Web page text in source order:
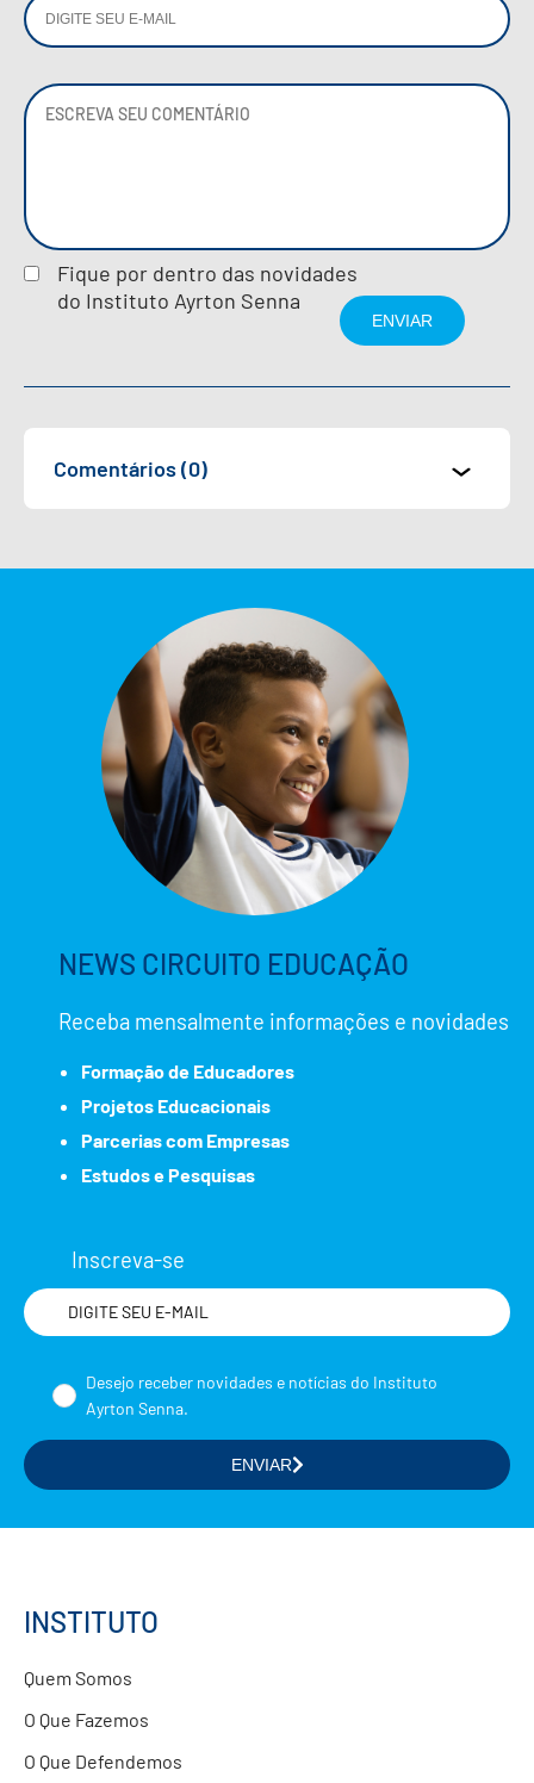
Fique por dentro das novidades
do Instituto Ayrton Senna
Comentários (0)
NEWS CIRCUITO EDUCAÇÃO
Receba mensalmente informações e novidades
Formação de Educadores
Projetos Educacionais
Parcerias com Empresas
Estudos e Pesquisas
Inscreva-se
Nome
Formação de Educadores
Parcerias com Empresas
Desejo receber novidades e notícias do Instituto
Ayrton Senna.
ENVIAR
INSTITUTO
Quem Somos
O Que Fazemos
O Que Defendemos